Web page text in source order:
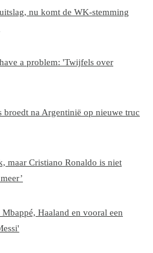
nu komt de WK-stemming
a problem: 'Twijfels over
broedt na Argentinië op nieuwe truc
maar Cristiano Ronaldo is niet
Mbappé, Haaland en vooral een